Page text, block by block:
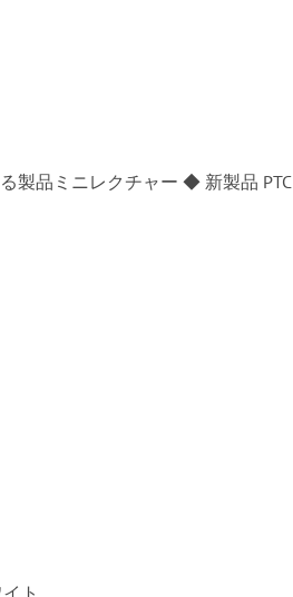
製品ミニレクチャー ◆ 新製品 PTC
ト